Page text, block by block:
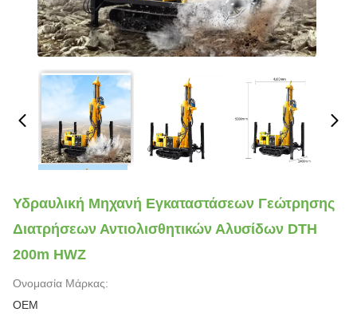
Υδραυλική Μηχανή Εγκαταστάσεων Γεώτρησης
Διατρήσεων Αντιολισθητικών Αλυσίδων DTH
200m HWZ
Ονομασία Μάρκας:
OEM